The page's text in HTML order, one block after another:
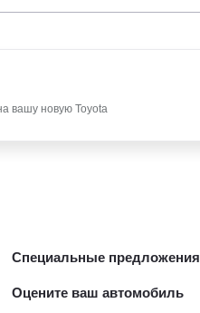
вашу новую Toyota
Специальные предложения
Оцените ваш автомобиль